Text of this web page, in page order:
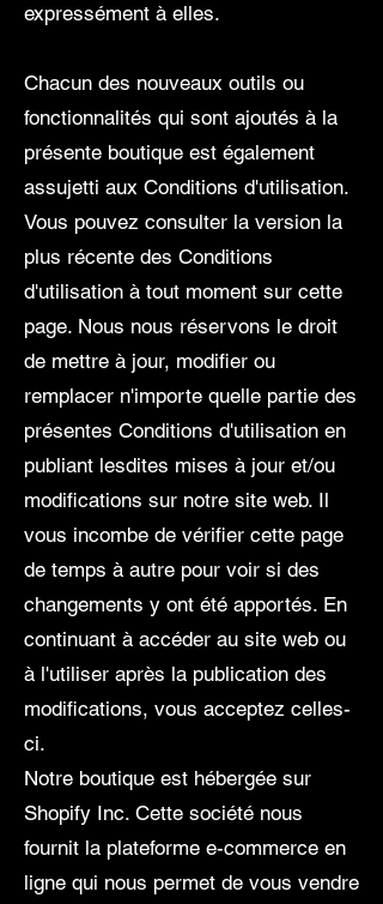
expressément à elles.
Chacun des nouveaux outils ou
fonctionnalités qui sont ajoutés à la
présente boutique est également
assujetti aux Conditions d'utilisation.
Vous pouvez consulter la version la
plus récente des Conditions
d'utilisation à tout moment sur cette
page. Nous nous réservons le droit
de mettre à jour, modifier ou
remplacer n'importe quelle partie des
présentes Conditions d'utilisation en
publiant lesdites mises à jour et/ou
modifications sur notre site web. Il
vous incombe de vérifier cette page
de temps à autre pour voir si des
changements y ont été apportés. En
continuant à accéder au site web ou
à l'utiliser après la publication des
modifications, vous acceptez celles-
ci.
Notre boutique est hébergée sur
Shopify Inc. Cette société nous
fournit la plateforme e-commerce en
ligne qui nous permet de vous vendre